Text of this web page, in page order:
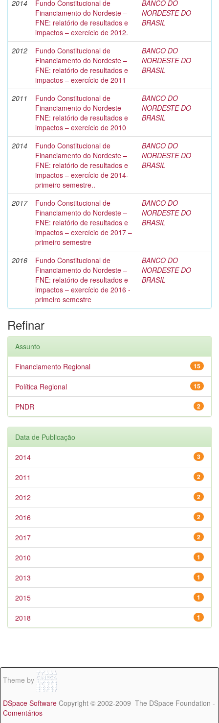
2014
Fundo Constitucional de
Financiamento do Nordeste –
FNE: relatório de resultados e
impactos – exercício de 2012.
BANCO DO
NORDESTE DO
BRASIL
2012
Fundo Constitucional de
Financiamento do Nordeste –
FNE: relatório de resultados e
impactos – exercício de 2011
BANCO DO
NORDESTE DO
BRASIL
2011
Fundo Constitucional de
Financiamento do Nordeste –
FNE: relatório de resultados e
impactos – exercício de 2010
BANCO DO
NORDESTE DO
BRASIL
2014
Fundo Constitucional de
Financiamento do Nordeste –
FNE: relatório de resultados e
impactos – exercício de 2014-
primeiro semestre..
BANCO DO
NORDESTE DO
BRASIL
2017
Fundo Constitucional de
Financiamento do Nordeste –
FNE: relatório de resultados e
impactos – exercício de 2017 –
primeiro semestre
BANCO DO
NORDESTE DO
BRASIL
2016
Fundo Constitucional de
Financiamento do Nordeste –
FNE: relatório de resultados e
impactos – exercício de 2016 -
primeiro semestre
BANCO DO
NORDESTE DO
BRASIL
Refinar
Assunto
15
Financiamento Regional
15
Política Regional
2
PNDR
Data de Publicação
3
2014
2
2011
2
2012
2
2016
2
2017
1
2010
1
2013
1
2015
1
2018
Theme by
DSpace Software Copyright © 2002-2009 The DSpace Foundation -
Comentários